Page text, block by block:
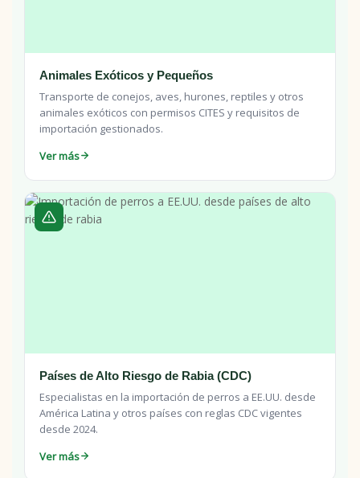
Animales Exóticos y Pequeños
Transporte de conejos, aves, hurones, reptiles y otros
animales exóticos con permisos CITES y requisitos de
importación gestionados.
Ver más
Países de Alto Riesgo de Rabia (CDC)
Especialistas en la importación de perros a EE.UU. desde
América Latina y otros países con reglas CDC vigentes
desde 2024.
Ver más